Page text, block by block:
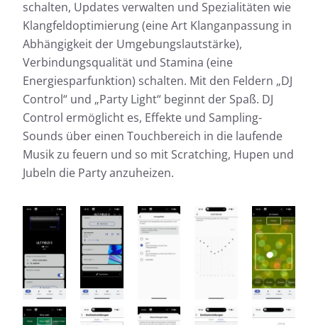
schalten, Updates verwalten und Spezialitäten wie
Klangfeldoptimierung (eine Art Klanganpassung in
Abhängigkeit der Umgebungslautstärke),
Verbindungsqualität und Stamina (eine
Energiesparfunktion) schalten. Mit den Feldern „DJ
Control“ und „Party Light“ beginnt der Spaß. DJ
Control ermöglicht es, Effekte und Sampling-
Sounds über einen Touchbereich in die laufende
Musik zu feuern und so mit Scratching, Hupen und
Jubeln die Party anzuheizen.